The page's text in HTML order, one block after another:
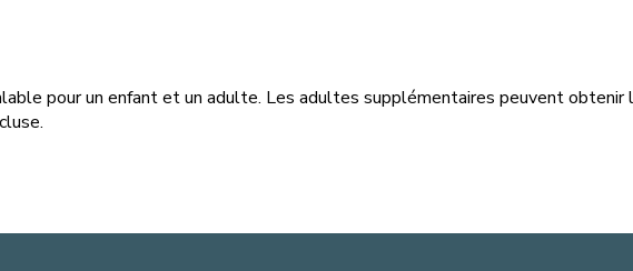
pour un enfant et un adulte. Les adultes supplémentaires peuvent obtenir